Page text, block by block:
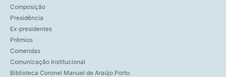
Composição
Presidência
Ex-presidentes
Prêmios
Comendas
Comunicação Institucional
Biblioteca Coronel Manuel de Araújo Porto